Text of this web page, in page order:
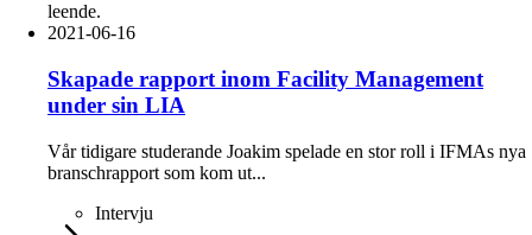
2021-06-16
Skapade rapport inom Facility Management
under sin LIA
Vår tidigare studerande Joakim spelade en stor roll i IFMAs nya
branschrapport som kom ut...
Intervju